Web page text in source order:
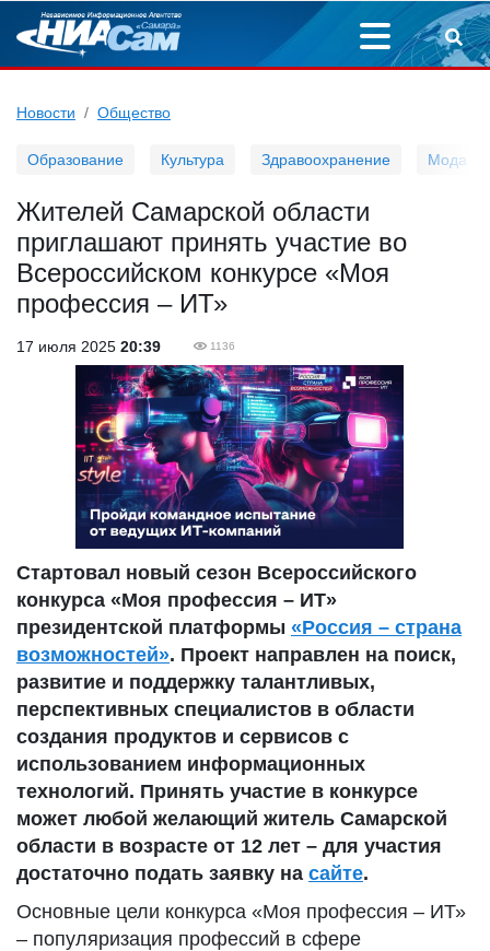
Новости Общество
Образование Культура Здравоохранение Мода
Жителей Самарской области
приглашают принять участие во
Всероссийском конкурсе «Моя
профессия – ИТ»
17 июля 2025 20:39 1136
Стартовал новый сезон Всероссийского
конкурса «Моя профессия – ИТ»
президентской платформы «Россия – страна
возможностей». Проект направлен на поиск,
развитие и поддержку талантливых,
перспективных специалистов в области
создания продуктов и сервисов с
использованием информационных
технологий. Принять участие в конкурсе
может любой желающий житель Самарской
области в возрасте от 12 лет – для участия
достаточно подать заявку на сайте.
Основные цели конкурса «Моя профессия – ИТ»
– популяризация профессий в сфере